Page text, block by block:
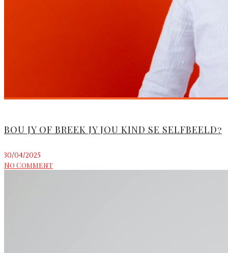
BOU JY OF BREEK JY JOU KIND SE SELFBEELD?
30/04/2025
No Comment